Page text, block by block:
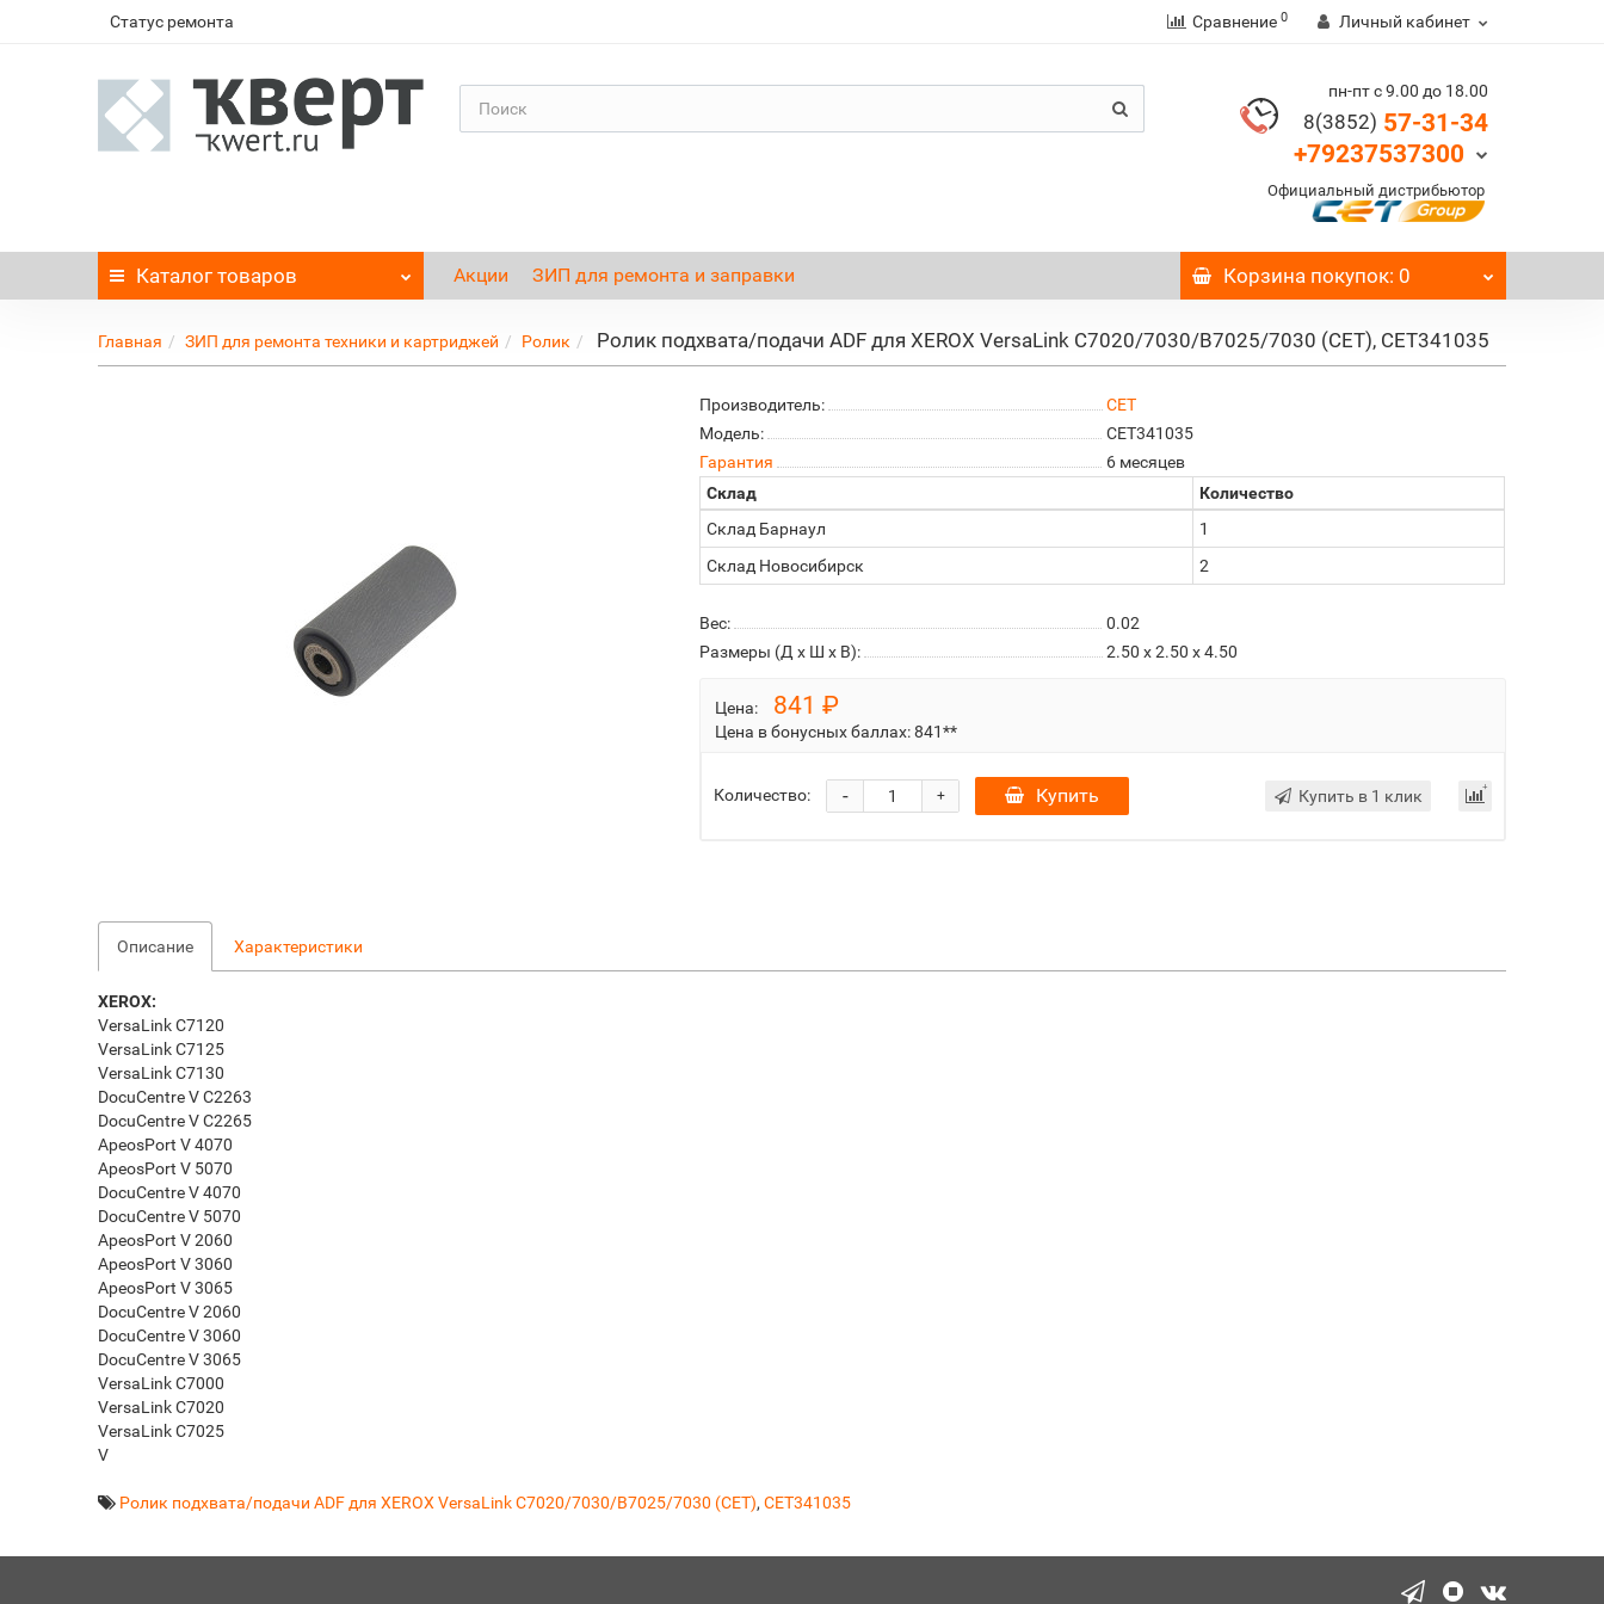
Статус ремонта Сравнение 0 Личный кабинет
пн-пт с 9.00 до 18.00
8(3852) 57-31-34
+79237537300
Официальный дистрибьютор
Каталог товаров Акции ЗИП для ремонта и заправки Корзина покупок: 0
Главная ЗИП для ремонта техники и картриджей Ролик Ролик подхвата/подачи ADF для XEROX VersaLink C7020/7030/B7025/7030 (CET), CET341035
Производитель:
CET
Модель:
CET341035
Гарантия
6 месяцев
Склад
Количество
Склад Барнаул
1
Склад Новосибирск
2
Вес:
0.02
Размеры (Д x Ш x В):
2.50 x 2.50 x 4.50
Цена: 841 ₽
Цена в бонусных баллах:841**
Количество: +
- Купить Купить в 1 клик
Описание Характеристики
XEROX:
VersaLink C7120
VersaLink C7125
VersaLink C7130
DocuCentre V C2263
DocuCentre V C2265
ApeosPort V 4070
ApeosPort V 5070
DocuCentre V 4070
DocuCentre V 5070
ApeosPort V 2060
ApeosPort V 3060
ApeosPort V 3065
DocuCentre V 2060
DocuCentre V 3060
DocuCentre V 3065
VersaLink C7000
VersaLink C7020
VersaLink C7025
V
Ролик подхвата/подачи ADF для XEROX VersaLink C7020/7030/B7025/7030 (CET),CET341035